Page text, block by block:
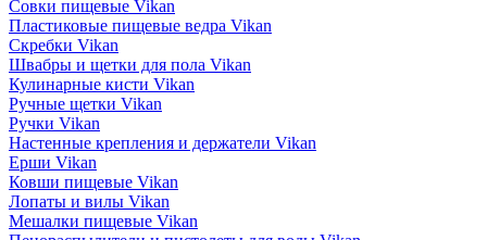
Совки пищевые Vikan
Пластиковые пищевые ведра Vikan
Скребки Vikan
Швабры и щетки для пола Vikan
Кулинарные кисти Vikan
Ручные щетки Vikan
Ручки Vikan
Настенные крепления и держатели Vikan
Ерши Vikan
Ковши пищевые Vikan
Лопаты и вилы Vikan
Мешалки пищевые Vikan